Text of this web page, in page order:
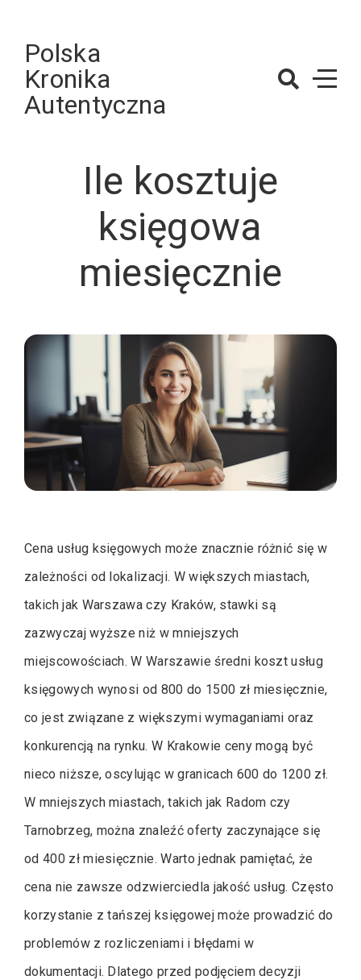
contentPolska
Kronika
Autentyczna
Ile kosztuje
księgowa
miesięcznie
Cena usług księgowych może znacznie różnić się w
zależności od lokalizacji. W większych miastach,
takich jak Warszawa czy Kraków, stawki są
zazwyczaj wyższe niż w mniejszych
miejscowościach. W Warszawie średni koszt usług
księgowych wynosi od 800 do 1500 zł miesięcznie,
co jest związane z większymi wymaganiami oraz
konkurencją na rynku. W Krakowie ceny mogą być
nieco niższe, oscylując w granicach 600 do 1200 zł.
W mniejszych miastach, takich jak Radom czy
Tarnobrzeg, można znaleźć oferty zaczynające się
od 400 zł miesięcznie. Warto jednak pamiętać, że
cena nie zawsze odzwierciedla jakość usług. Często
korzystanie z tańszej księgowej może prowadzić do
problemów z rozliczeniami i błędami w
dokumentacji. Dlatego przed podjęciem decyzji